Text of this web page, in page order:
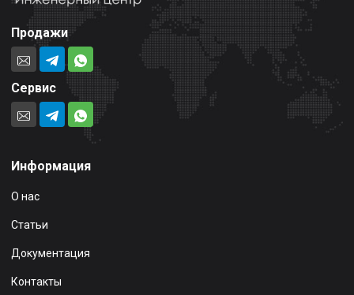
Продажи
Сервис
Информация
О нас
Статьи
Документация
Контакты